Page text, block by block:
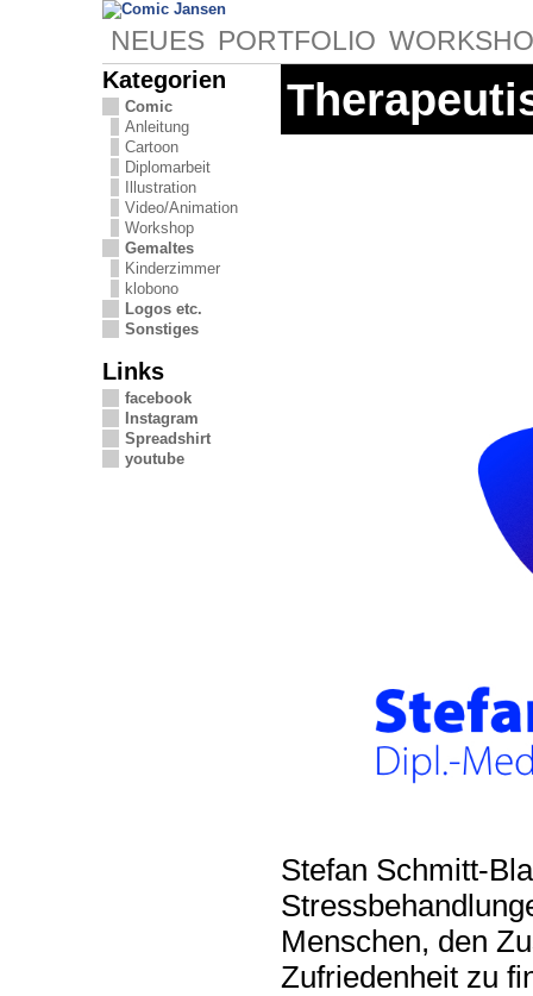
NEUES PORTFOLIO
Kategorien
Comic
Anleitung
Cartoon
Diplomarbeit
Illustration
Video/Animation
Workshop
Gemaltes
Kinderzimmer
klobono
Logos etc.
Sonstiges
Links
facebook
Instagram
Spreadshirt
youtube
Stefan Schmitt-
Menschen, den
Zufriedenheit zu